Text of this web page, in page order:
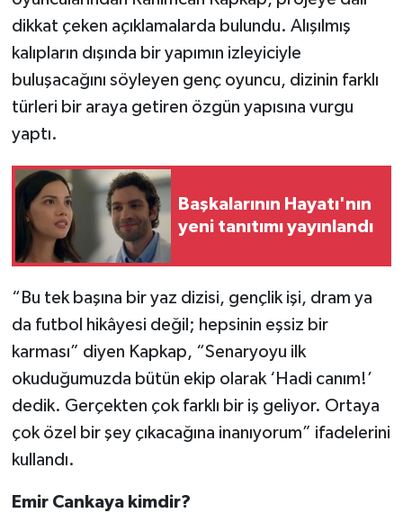
dikkat çeken açıklamalarda bulundu. Alışılmış
kalıpların dışında bir yapımın izleyiciyle
buluşacağını söyleyen genç oyuncu, dizinin farklı
türleri bir araya getiren özgün yapısına vurgu
yaptı.
Başkalarının Hayatı'nın
yeni tanıtımı yayınlandı
“Bu tek başına bir yaz dizisi, gençlik işi, dram ya
da futbol hikâyesi değil; hepsinin eşsiz bir
karması” diyen Kapkap, “Senaryoyu ilk
okuduğumuzda bütün ekip olarak ‘Hadi canım!’
dedik. Gerçekten çok farklı bir iş geliyor. Ortaya
çok özel bir şey çıkacağına inanıyorum” ifadelerini
kullandı.
Emir Cankaya kimdir?